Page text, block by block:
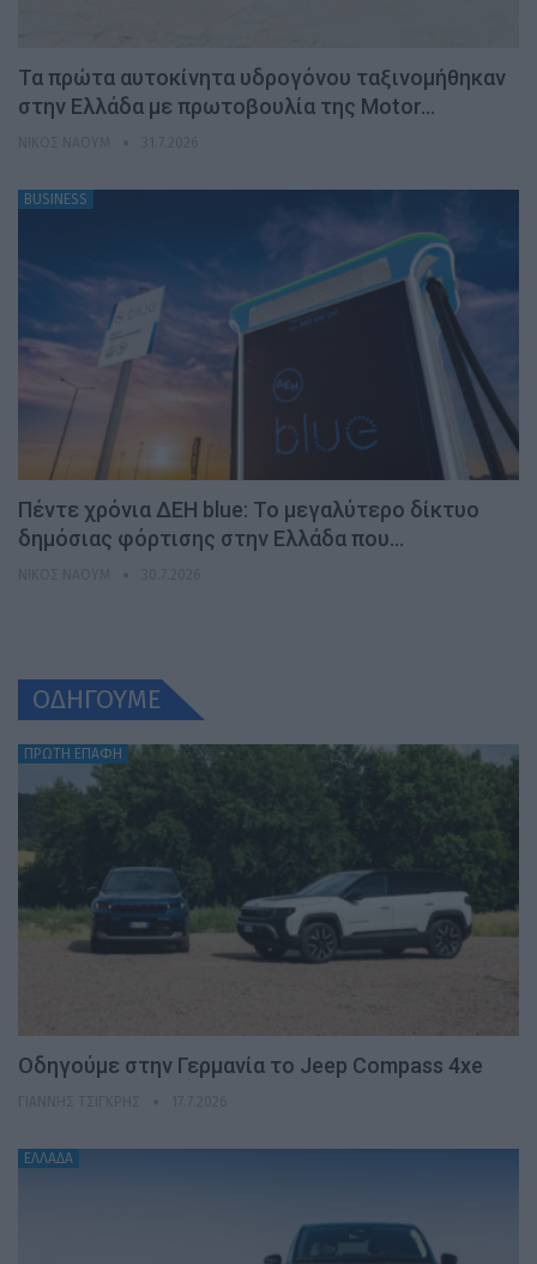
Τα πρώτα αυτοκίνητα υδρογόνου ταξινομήθηκαν
στην Ελλάδα με πρωτοβουλία της Motor…
BUSINESS
Πέντε χρόνια ΔΕΗ blue: Το μεγαλύτερο δίκτυο
δημόσιας φόρτισης στην Ελλάδα που…
ΟΔΗΓΟΥΜΕ
ΠΡΩΤΗ ΕΠΑΦΗ
Οδηγούμε στην Γερμανία το Jeep Compass 4xe
ΕΛΛΑΔΑ